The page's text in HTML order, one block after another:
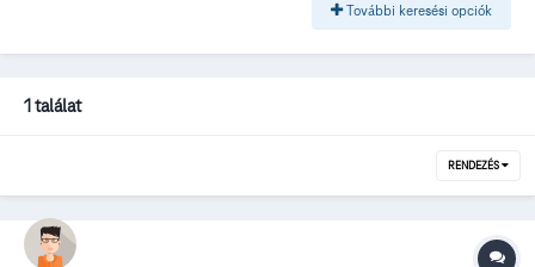
További keresési opciók
1 találat
RENDEZÉS